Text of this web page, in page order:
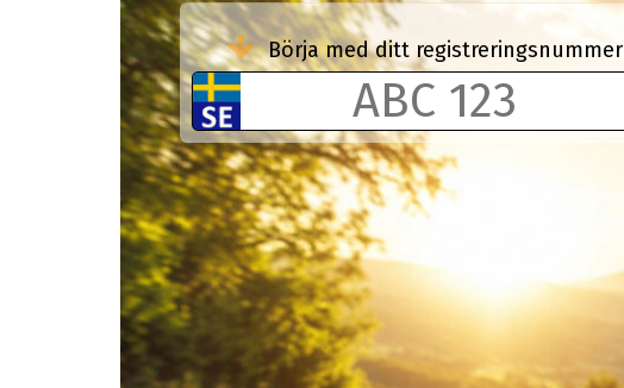
Börja med ditt registreringsnummer